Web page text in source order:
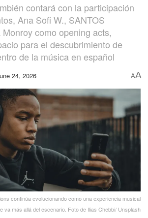
contará con la participación
Ana Sofi W., SANTOS
como opening acts,
para el descubrimiento de
de la música en español
24, 2026 AA
continúa evolucionando como una experiencia musical
va más allá del escenario. Foto de Ilias Chebbi/ Unsplash